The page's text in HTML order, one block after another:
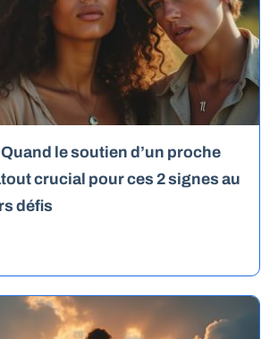
le soutien d’un proche
crucial pour ces 2 signes au
défis